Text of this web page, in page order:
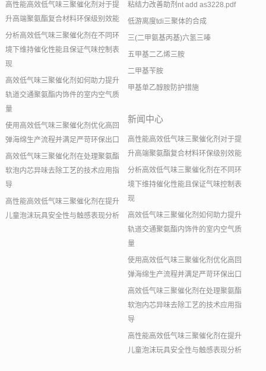
高性能高效低气味三聚催化剂对于提
升高端聚氨酯复合材料环保级别效能
分析高效低气味三聚催化剂在不同环
境下维持催化性能且保证气味控制表
现
高效低气味三聚催化剂如何助力提升
轨道交通聚氨酯内饰件的室内空气质
量
使用高效低气味三聚催化剂优化高回
弹海绵生产流程并满足严苛环保出口
高效低气味三聚催化剂在处理聚氨酯
软泡内芯异味去除工艺的技术应用指
导
高性能高效低气味三聚催化剂在提升
儿童泡沫玩具安全性与触感表现分析
粘结力改善助剂nt add as3228.pdf
低游离度tdi三聚体的合成
三(二甲氨基丙基)六氢三嗪
五甲基二乙烯三胺
二甲基苄胺
甲基单乙醇胺防护措施
新闻中心
高性能高效低气味三聚催化剂对于提
升高端聚氨酯复合材料环保级别效能
分析高效低气味三聚催化剂在不同环
境下维持催化性能且保证气味控制表
现
高效低气味三聚催化剂如何助力提升
轨道交通聚氨酯内饰件的室内空气质
量
使用高效低气味三聚催化剂优化高回
弹海绵生产流程并满足严苛环保出口
高效低气味三聚催化剂在处理聚氨酯
软泡内芯异味去除工艺的技术应用指
导
高性能高效低气味三聚催化剂在提升
儿童泡沫玩具安全性与触感表现分析